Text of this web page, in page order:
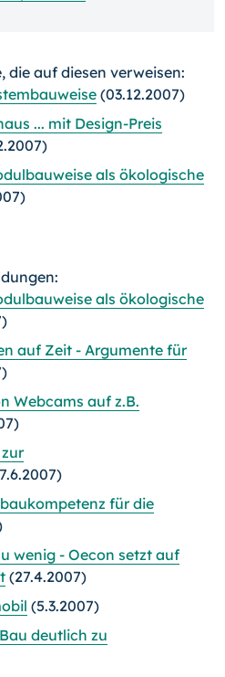
die auf diesen verweisen:
(03.12.2007)
... mit Design-Preis
als ökologische
als ökologische
auf Zeit - Argumente für
Webcams auf z.B.
für die
wenig - Oecon setzt auf
(27.4.2007)
(5.3.2007)
deutlich zu